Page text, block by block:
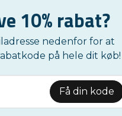
Så hvad er
betyder det for dit
for C-reaktivt
protein
10% rabat?
nedenfor for at
på hele dit køb!
Få din kode